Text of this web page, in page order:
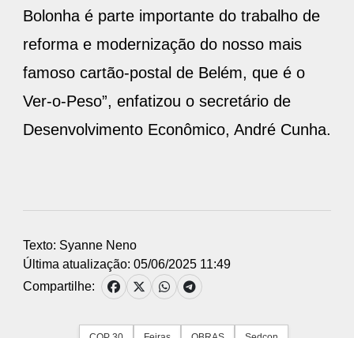
Bolonha é parte importante do trabalho de
reforma e modernização do nosso mais
famoso cartão-postal de Belém, que é o
Ver-o-Peso”, enfatizou o secretário de
Desenvolvimento Econômico, André Cunha.
Texto: Syanne Neno
Última atualização: 05/06/2025 11:49
Compartilhe: